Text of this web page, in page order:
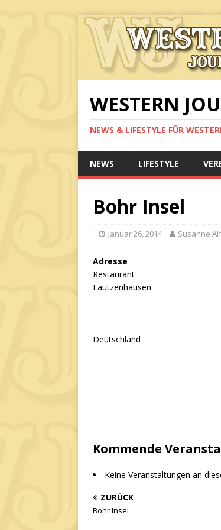
WESTERN
NEWS & LIFESTYLE FÜR
NEWS LIFESTYLE
Bohr Insel
Januar 26, 2014 Susanne
Adresse
Restaurant
Lautzenhausen
Deutschland
Kommende
Keine Veranstaltungen an
ZURÜCK
Bohr Insel